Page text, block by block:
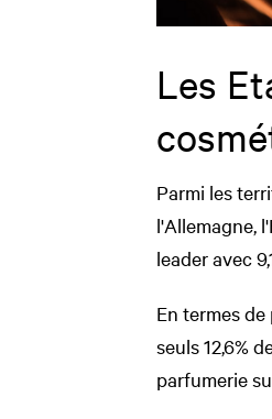
Les
Parmi les
l'Allemagne,
leader avec
En termes de
seuls 12,6%
parfumerie